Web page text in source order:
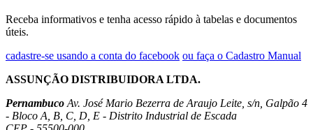
Receba informativos e tenha acesso rápido à tabelas e documentos
úteis.
cadastre-se usando a conta do facebook ou faça o Cadastro Manual
ASSUNÇÃO DISTRIBUIDORA LTDA.
Pernambuco Av. José Mario Bezerra de Araujo Leite, s/n, Galpão 4
- Bloco A, B, C, D, E - Distrito Industrial de Escada